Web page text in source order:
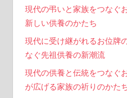
現代の弔いと家族をつなぐ
新しい供養のかたち
現代に受け継がれるお位牌
なぐ先祖供養の新潮流
現代の供養と伝統をつなぐ
が広げる家族の祈りのかた